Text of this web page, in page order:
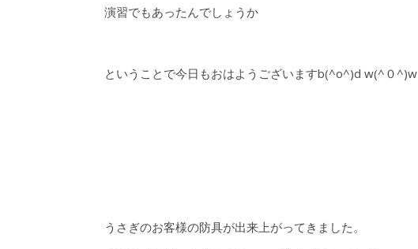
演習でもあったんでしょうか
ということで今日もおはようございますb(^o^)d w(^０^)w
うさぎのお客様の防具が出来上がってきました。